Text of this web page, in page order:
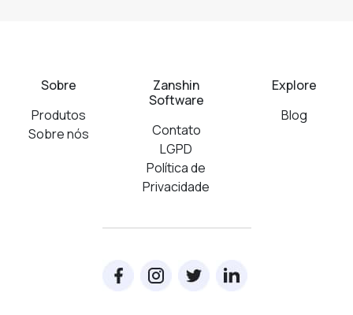
Sobre
Produtos
Sobre nós
Zanshin
Software
Contato
LGPD
Política de
Privacidade
Explore
Blog